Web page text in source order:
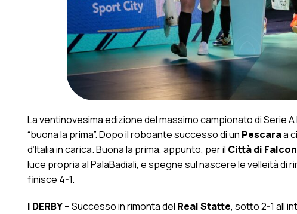
La ventinovesima edizione del massimo campionato di Serie
“buona la prima”. Dopo il roboante successo di un Pescaraa
d’Italia in carica. Buona la prima, appunto, per il Città di
luce propria al PalaBadiali, e spegne sul nascere le velleità di
finisce 4-1.
I DERBY– Successo in rimonta del Real Statte, sotto 2-1